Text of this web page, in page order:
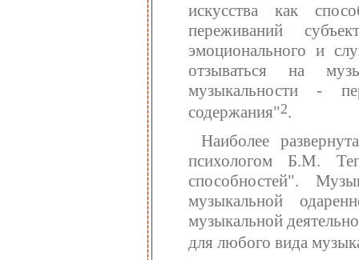
искусства как
переживаний
эмоционального и
отзываться на
музыкальности -
содержания"2.
Наиболее
психологом Б.М.
способностей".
музыкальной
музыкальной
для любого вида